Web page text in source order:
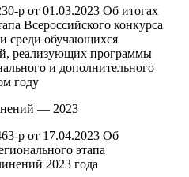
р от 01.03.2023 Об итогах
Всероссийского конкурса
среди обучающихся
реализующих программы
и дополнительного
году
— 2023
р от 17.04.2023 Об
этапа
2023 года